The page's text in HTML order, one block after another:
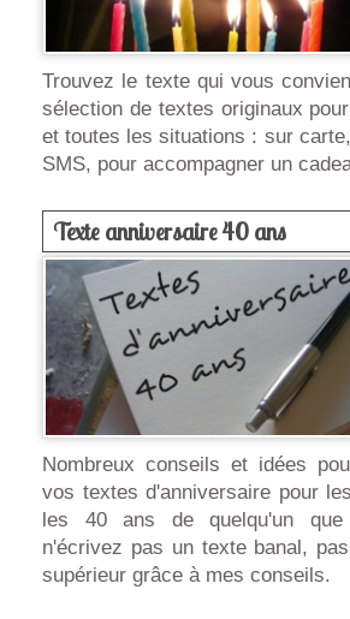
Trouvez le texte qui vous
sélection de textes originaux
et toutes les situations : sur
SMS, pour accompagner un
Texte anniversaire 40 ans
Nombreux conseils et idées
vos textes d'anniversaire pour
les 40 ans de quelqu'un que
n'écrivez pas un texte banal,
supérieur grâce à mes conseils.